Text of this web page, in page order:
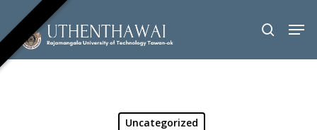
main
content
search
Uncategorized
Menu